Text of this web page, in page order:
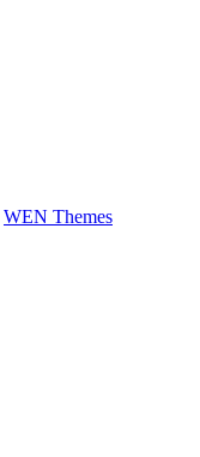
WEN Themes